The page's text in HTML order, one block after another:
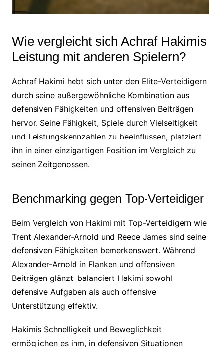
Wie vergleicht sich Achraf Hakimis
Leistung mit anderen Spielern?
Achraf Hakimi hebt sich unter den Elite-Verteidigern
durch seine außergewöhnliche Kombination aus
defensiven Fähigkeiten und offensiven Beiträgen
hervor. Seine Fähigkeit, Spiele durch Vielseitigkeit
und Leistungskennzahlen zu beeinflussen, platziert
ihn in einer einzigartigen Position im Vergleich zu
seinen Zeitgenossen.
Benchmarking gegen Top-Verteidiger
Beim Vergleich von Hakimi mit Top-Verteidigern wie
Trent Alexander-Arnold und Reece James sind seine
defensiven Fähigkeiten bemerkenswert. Während
Alexander-Arnold in Flanken und offensiven
Beiträgen glänzt, balanciert Hakimi sowohl
defensive Aufgaben als auch offensive
Unterstützung effektiv.
Hakimis Schnelligkeit und Beweglichkeit
ermöglichen es ihm, in defensiven Situationen